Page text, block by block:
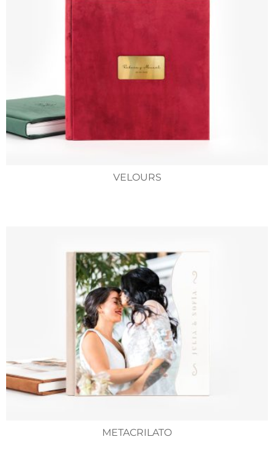
VELOURS
METACRILATO